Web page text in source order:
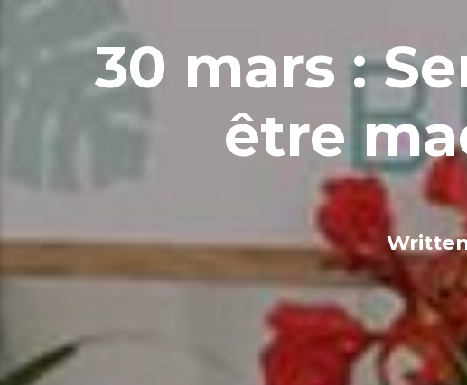
30 mars :
être